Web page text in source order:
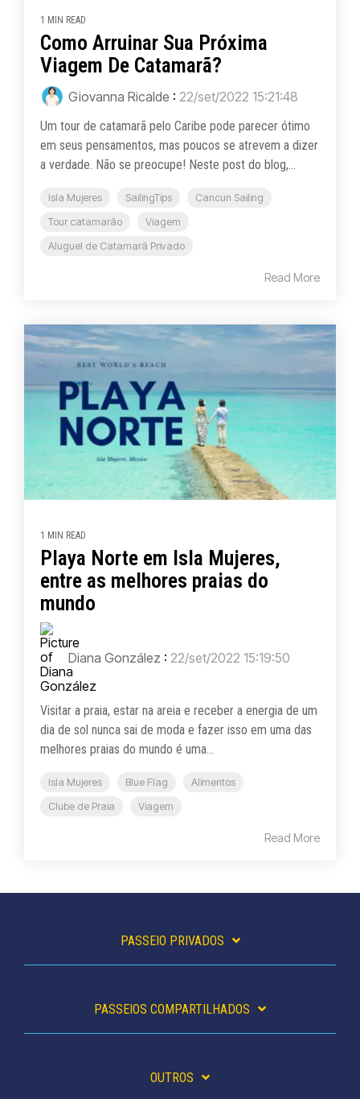
1 MIN READ
Como Arruinar Sua Próxima
Viagem De Catamarã?
Giovanna Ricalde : 22/set/2022 15:21:48
Um tour de catamarã pelo Caribe pode parecer ótimo
em seus pensamentos, mas poucos se atrevem a dizer
a verdade. Não se preocupe! Neste post do blog,...
Isla Mujeres SailingTips
Cancun Sailing
Tour catamarão
Viagem
Aluguel de Catamarã Privado
Read More
1 MIN READ
Playa Norte em Isla Mujeres,
entre as melhores praias do
mundo
Diana González : 22/set/2022 15:19:50
Visitar a praia, estar na areia e receber a energia de um
dia de sol nunca sai de moda e fazer isso em uma das
melhores praias do mundo é uma...
Isla Mujeres Blue Flag
Alimentos
Clube de Praia
Viagem
Read More
PASSEIO PRIVADOS
PASSEIOS COMPARTILHADOS
OUTROS